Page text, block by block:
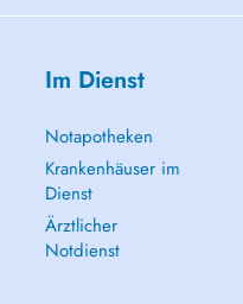
Im Dienst
Notapotheken
Krankenhäuser im
Dienst
Ärztlicher
Notdienst